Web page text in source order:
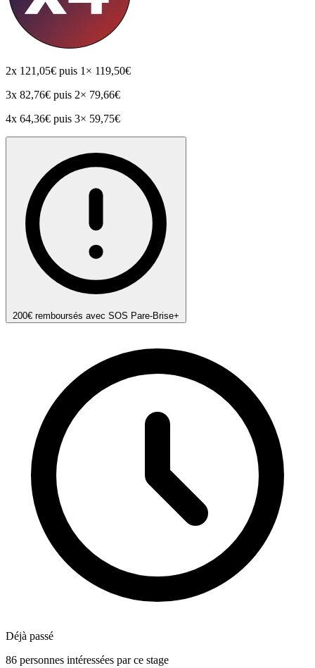
2x 121,05€ puis 1× 119,50€
3x 82,76€ puis 2× 79,66€
4x 64,36€ puis 3× 59,75€
200€ remboursés avec SOS Pare-Brise+
Déjà passé
86 personnes intéressées par ce stage